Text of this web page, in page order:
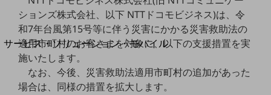
別ウィンドウで開きます
サービス・ソリューション・モバイル
サービス・ソリューションTOP
DXに関する課題を解決する
サービス・ソリューションをご紹介
ションズ株式会社、以下 NTTドコモビジネス)は、令
和7年台風第15号等に伴う災害にかかる災害救助法の
適用市町村のお客さまを対象に、以下の支援措置を実
施いたします。
なお、今後、災害救助法適用市町村の追加があった
場合は、同様の措置を拡大します。